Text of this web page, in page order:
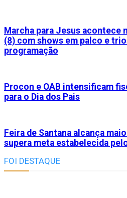
Marcha para Jesus acontece
(8) com shows em palco e
programação
Procon e OAB intensificam
para o Dia dos Pais
Feira de Santana alcança
supera meta estabelecida
FOI DESTAQUE